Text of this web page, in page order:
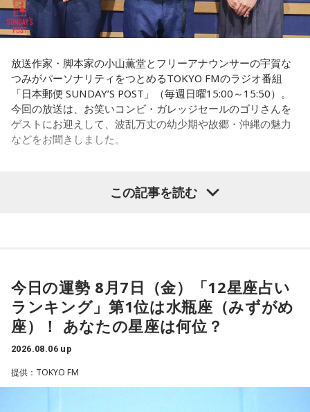
長野「はい」
常井 「中には、かつての野中広務さんや森山𥙿さんのように
50を過ぎてから国政に進んだドンもいる。ではどういった状
況がそろうとドンが生まれるか。第1の条件は、圧倒的な他薦
です。藏内さんって県議10期。40年近く県議会にいるわけで
す」
「どの知事、どの県庁幹部よりも古株になります。議会
や推薦を出すのか、という決定権を握っている。あとは役
人、教職員、警察署員といった地方公務員の人事にも影響力
を発揮することがあります」
長野「はい」
常井「人事の季節になるとドンの自宅に行列ができる、と言
放送作家・脚本家の小山薫堂とフリーアナウンサーの宇賀な
つみがパーソナリティをつとめるTOKYO FMのラジオ番組
「日本郵便 SUNDAY’S POST」（毎週日曜15:00～15:50）。
今回の放送は、お笑いコンビ・ガレッジセールのゴリさんを
ゲストにお迎えして、波乱万丈の幼少期や故郷・沖縄の魅力
などをお聞きしました。
（左から）パーソナリティの小山薫堂、ゴリさん、宇賀なつ
ゴリさんは、1972年沖縄県那覇市生まれ。沖縄の本土復帰か
らわずか1週間後に生まれた“復帰っ子”です。1995年に中学時
代の同級生・川田広樹さんとガレッジセールを結成し、バラ
エティ番組などで人気を集めました。2006年からは映画監督
としても活動。2019年公開の映画「洗骨」はモスクワ国際映
督協会新人賞を受賞しました。また、「おきなわ新喜劇」の
旗揚げやYouTube「ゴリ★オキナワ」などを通じて、故郷・
この記事を読む
今日の運勢 8月7日（金）「12星座占い
ランキング」第1位は水瓶座（みずがめ
座）！ あなたの星座は何位？
2026.08.06 up
提供：TOKYO FM